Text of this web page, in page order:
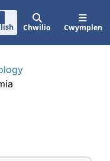
Chwilio Cwymplen